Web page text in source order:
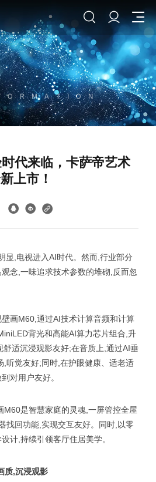
代来临，卡萨帝艺术
上市！
显,电视进入AI时代。然而,行业部分
念,一味追求技术参数的堆砌,反而忽
画M60,通过AI技术计算音频和计算
背光和高能AI算力芯片组合,升
适沉浸观影友好;在音质上,通过AI垂
,听觉友好;同时,在护眼健康、适老适
对用户友好。
M60是智慧家庭的灵魂,一屏管控全屋
找回功能,实现交互友好。同时,以零
计,持续引领客厅住居美学。
质,沉浸观影